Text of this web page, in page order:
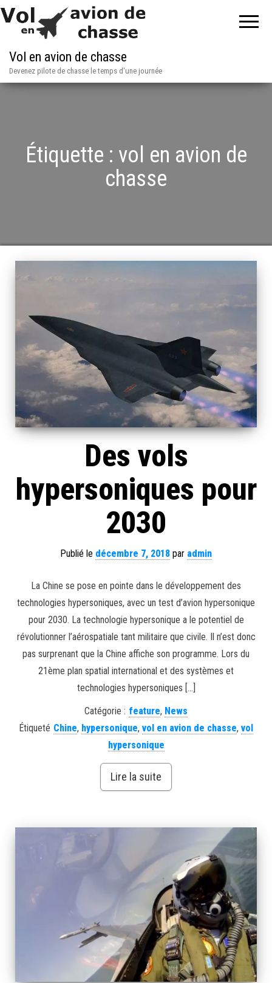
Vol en avion de chasse
Devenez pilote de chasse le temps d'une journée
Étiquette : vol en avion de
chasse
Des vols
hypersoniques pour
2030
Publié le décembre 7, 2018 par admin
La Chine se pose en pointe dans le développement des
technologies hypersoniques, avec un test d’avion hypersonique
pour 2030. La technologie hypersonique a le potentiel de
révolutionner l’aérospatiale tant militaire que civile. Il n’est donc
pas surprenant que la Chine affiche son programme. Lors du
21ème plan spatial international et des systèmes et
technologies hypersoniques […]
Catégorie : feature, News
Étiqueté Chine, hypersonique, vol en avion de chasse, vol
hypersonique
Lire la suite